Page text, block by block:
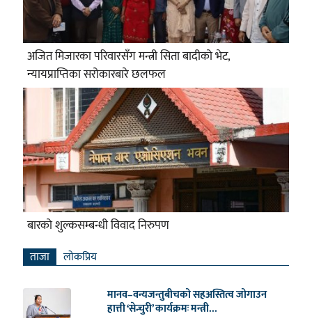
अजित मिजारका परिवारसँग मन्त्री सिता बादीको भेट,
न्यायप्राप्तिका सरोकारबारे छलफल
बारको शुल्कसम्बन्धी विवाद निरुपण
ताजा लाेकप्रिय
मानव–वन्यजन्तुबीचको सहअस्तित्व जोगाउन
हात्ती ‘सेन्चुरी’ कार्यक्रमः मन्त्री...